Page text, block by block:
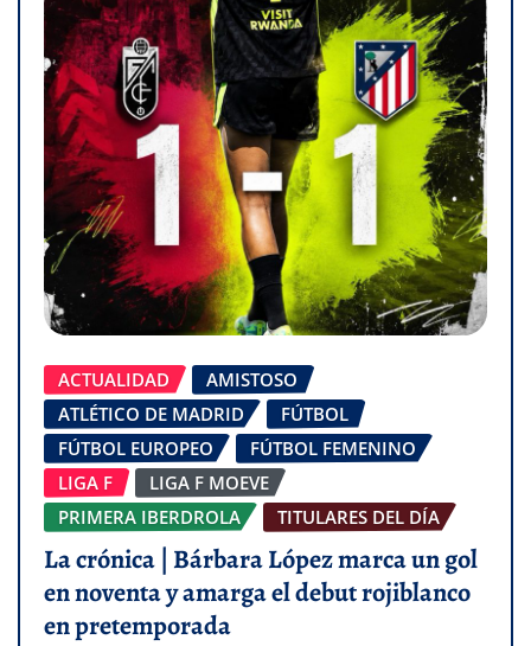
ACTUALIDAD
AMISTOSO
ATLÉTICO DE MADRID
FÚTBOL
FÚTBOL EUROPEO
FÚTBOL FEMENINO
LIGA F
LIGA F MOEVE
PRIMERA IBERDROLA
TITULARES DEL DÍA
La crónica | Bárbara López marca un gol
en noventa y amarga el debut rojiblanco
en pretemporada